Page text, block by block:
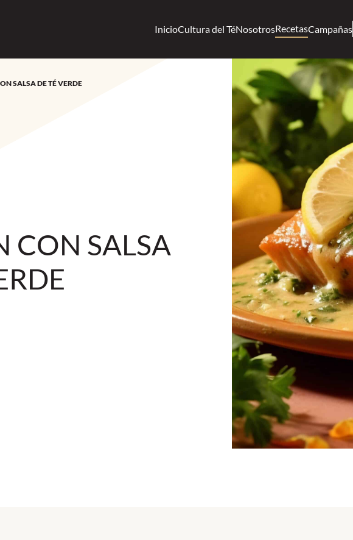
InicioCultura del TéNosotrosRecetasCampañas
SALSA DE TÉ VERDE
CON SALSA